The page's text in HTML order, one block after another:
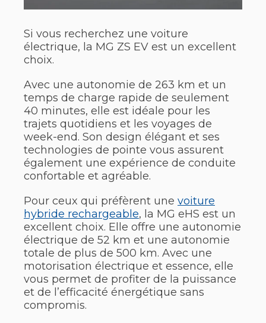
Si vous recherchez une voiture
électrique, la MG ZS EV est un excellent
choix.
Avec une autonomie de 263 km et un
temps de charge rapide de seulement
40 minutes, elle est idéale pour les
trajets quotidiens et les voyages de
week-end. Son design élégant et ses
technologies de pointe vous assurent
également une expérience de conduite
confortable et agréable.
Pour ceux qui préfèrent une voiture
hybride rechargeable, la MG eHS est un
excellent choix. Elle offre une autonomie
électrique de 52 km et une autonomie
totale de plus de 500 km. Avec une
motorisation électrique et essence, elle
vous permet de profiter de la puissance
et de l’efficacité énergétique sans
compromis.